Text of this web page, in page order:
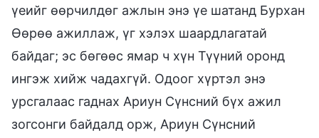
үеийг өөрчилдөг ажлын энэ үе шатанд Бурхан
Өөрөө ажиллаж, үг хэлэх шаардлагатай
байдаг; эс бөгөөс ямар ч хүн Түүний оронд
ингэж хийж чадахгүй. Одоог хүртэл энэ
урсгалаас гаднах Ариун Сүнсний бүх ажил
зогсонги байдалд орж, Ариун Сүнсний